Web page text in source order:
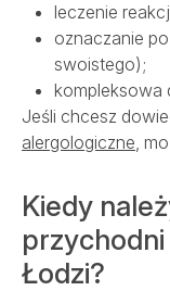
leczenie
oznaczanie
swoistego);
kompleksowa
Jeśli chcesz
alergologiczne,
Kiedy
Łodzi?